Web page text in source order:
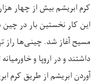
کرم ابریشم بیش از چهار
این کار نخستین بار در
مسیح آغاز شد. چینی‌ها راز
داشتند و در اروپا و
آوردن ابریشم از طریق کرم